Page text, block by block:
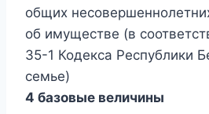
общих
об имуществе (в
35-1 Кодекса Республики
семье)
4 базовые величины